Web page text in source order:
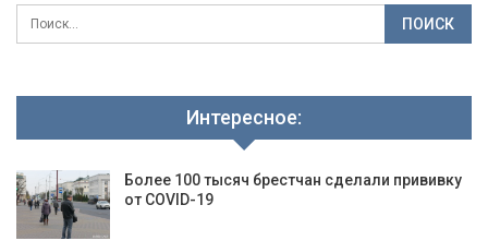
Интересное:
Более 100 тысяч брестчан сделали прививку
от COVID-19